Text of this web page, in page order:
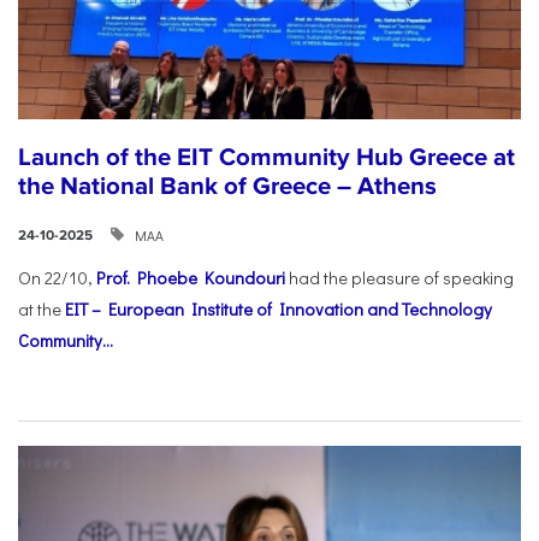
Launch of the EIT Community Hub Greece at
the National Bank of Greece – Athens
24-10-2025 ΜΑΑ
On 22/10, Prof. Phoebe Koundouri had the pleasure of speaking
at the EIT – European Institute of Innovation and Technology
Community...